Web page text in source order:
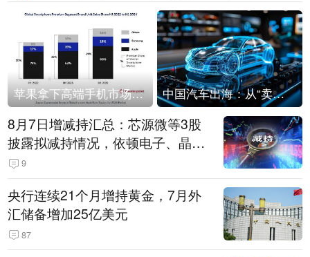
苹果拿下高端手机市场65%的份额：iPhone 17系列功不可没 中国汽车出海：从“卖出去”到“走进去”
8月7日增减持汇总：芯源微等3股
披露拟减持情况，依顿电子、晶华
微拟增持（表）
9
央行连续21个月增持黄金，7月外
汇储备增加25亿美元
87